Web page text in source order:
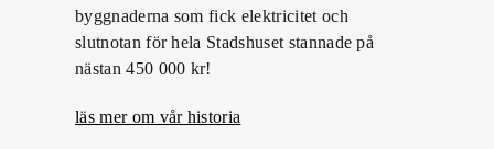
byggnaderna som fick elektricitet och
slutnotan för hela Stadshuset stannade på
nästan 450 000 kr!
läs mer om vår historia